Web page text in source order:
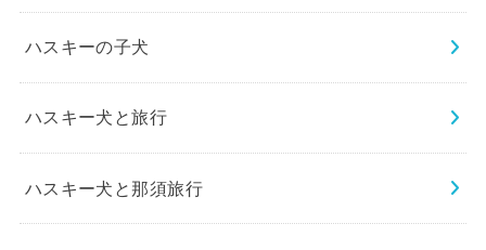
ハスキーの子犬
ハスキー犬と旅行
ハスキー犬と那須旅行